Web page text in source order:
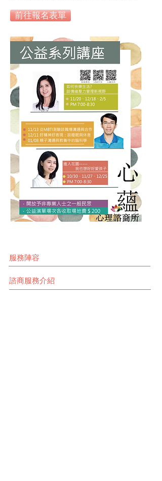
前往報名表單
服務陣容
諮商服務介紹